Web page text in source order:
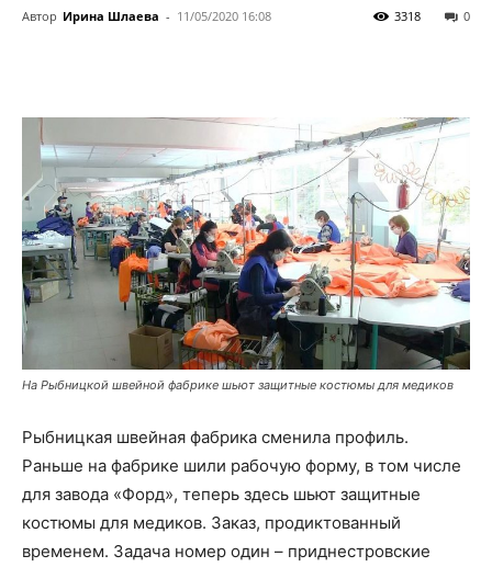
Автор Ирина Шлаева - 11/05/2020 16:08 0
3318
На Рыбницкой швейной фабрике шьют защитные костюмы для медиков
Рыбницкая швейная фабрика сменила профиль.
Раньше на фабрике шили рабочую форму, в том числе
для завода «Форд», теперь здесь шьют защитные
костюмы для медиков. Заказ, продиктованный
временем. Задача номер один – приднестровские